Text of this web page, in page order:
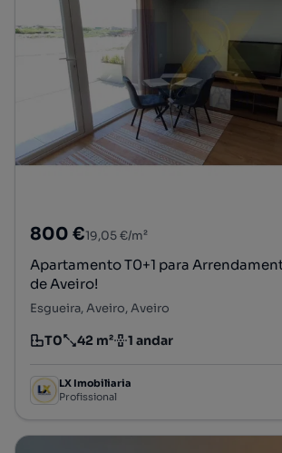
800 €19,05 €/m²
Apartamento T0+1 para
de Aveiro!
Esgueira, Aveiro, Aveiro
Tipologia
T0
Preço por metro quadrado
42 m²
Andar 1 andar
LX Imobiliaria
Profissional